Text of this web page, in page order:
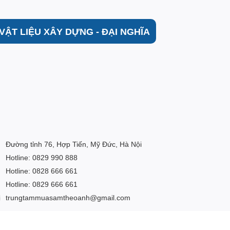
LIỆU XÂY DỰNG - ĐẠI NGHĨA
Đường tỉnh 76, Hợp Tiến, Mỹ Đức, Hà Nội
Hotline: 0829 990 888
Hotline: 0828 666 661
Hotline: 0829 666 661
trungtammuasamtheoanh@gmail.com